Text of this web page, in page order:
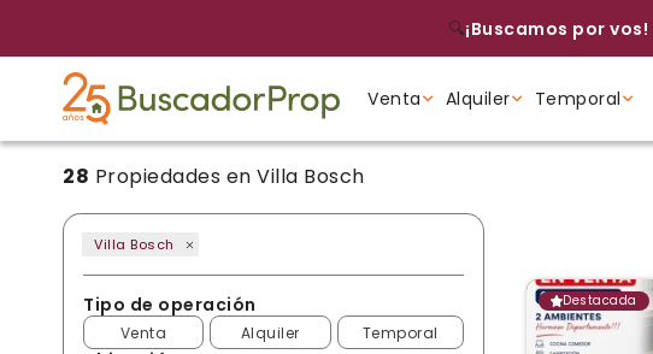
🔍¡Buscamos por vos!
Venta
Tipo de propiedad
Alquiler
Tipo de propiedad
Temporal
Tipo de propiedad
28 Propiedades en Villa Bosch
Villa Bosch
Tipo de operación
Venta Alquiler Temporal
Destacada